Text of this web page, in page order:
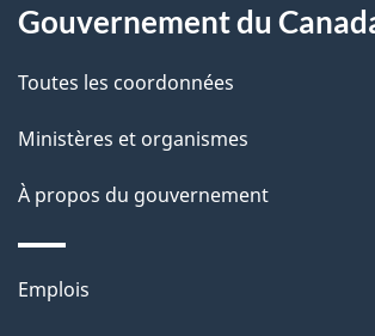
i
l
s
d
e
l
propos
de
ce
site
Gouvernement du
Toutes les coordonnées
Ministères et organismes
À propos du gouvernement
Thèmes
Emplois